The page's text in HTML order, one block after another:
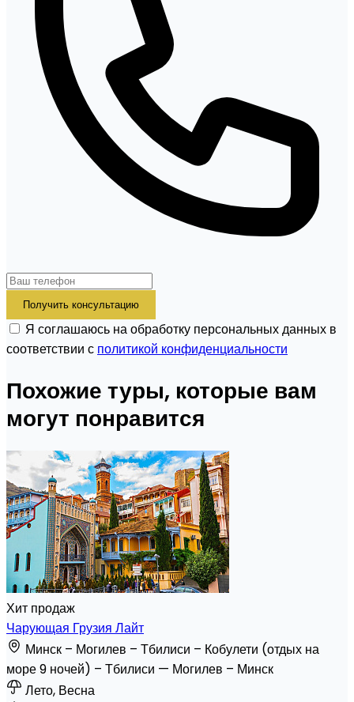
Получить консультацию
Я соглашаюсь на обработку персональных данных в
соответствии с политикой конфиденциальности
Похожие туры, которые вам
могут понравится
Хит продаж
Чарующая Грузия Лайт
Минск – Могилев – Тбилиси – Кобулети (отдых на
море 9 ночей) – Тбилиси — Могилев – Минск
Лето, Весна